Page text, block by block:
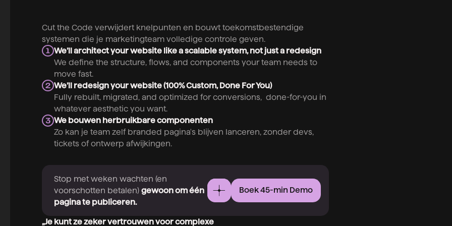
Cut the Code verwijdert knelpunten en bouwt toekomstbestendige
systemen die je marketingteam volledige controle geven.
We’ll architect your website like a scalable system, not just a redesign
We define the structure, flows, and components your team needs to
move fast.
We’ll redesign your website (100% Custom, Done For You)
Fully rebuilt, migrated, and optimized for conversions, done-for-you in
whatever aesthetic you want.
We bouwen herbruikbare componenten
Zo kan je team zelf branded pagina's blijven lanceren, zonder devs,
tickets of ontwerp afwijkingen.
Stop met weken wachten (en
voorschotten betalen) gewoon om één
pagina te publiceren.
Boek 45-min Demo
„Je kunt ze zeker vertrouwen voor complexe